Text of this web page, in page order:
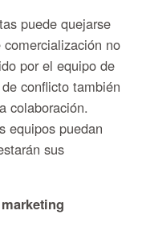
puede quejarse
no
por el equipo de
conflicto también
colaboración.
equipos puedan
sus